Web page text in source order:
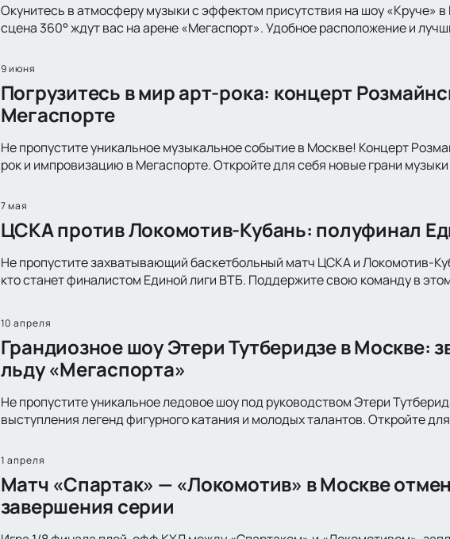
Окунитесь в атмосферу музыки с эффектом присутствия на шоу «Круче»
сцена 360° ждут вас на арене «Мегаспорт». Удобное расположение и
9 июня
Погрузитесь в мир арт-рока: концерт
Мегаспорте
Не пропустите уникальное музыкальное событие в Москве! Концерт
рок и импровизацию в Мегаспорте. Откройте для себя новые грани
7 мая
ЦСКА против Локомотив-Кубань: полуфинал
Не пропустите захватывающий баскетбольный матч ЦСКА и Локомотив-
кто станет финалистом Единой лиги ВТБ. Поддержите свою команду в
10 апреля
Грандиозное шоу Этери Тутберидзе в Москве:
льду «Мегаспорта»
Не пропустите уникальное ледовое шоу под руководством Этери
выступления легенд фигурного катания и молодых талантов. Откройте
1 апреля
Матч «Спартак» — «Локомотив» в Москве
завершения серии